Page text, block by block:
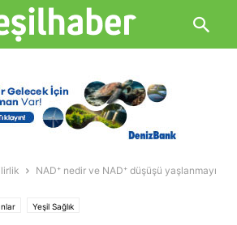
NAD⁺ nedir ve NAD⁺ düşüşü yaşlanmayı
Yeşil Sağlık